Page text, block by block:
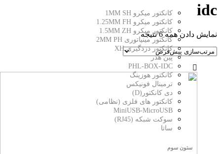
کانکتور میکرو 1MM SH
کانکتور میکرو 1.25MM FH
کانکتور میکرو 1.5MM ZH
کانکتور مینیاتوری 2MM PH
کانکتور دزدگیری XH
پین هدر
PHL-BOX-IDC
کانکتور هوزینگ
ترمینال فونیکس
دی کانکتور(D)
کانکتور های فلزی (نظامی)
MiniUSB-MicroUSB
سوکت شبکه (RJ45)
ساتا
ستون سوم
idc
نمایش دادن همه 6 نتیجه